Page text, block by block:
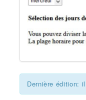
Dernière édition: